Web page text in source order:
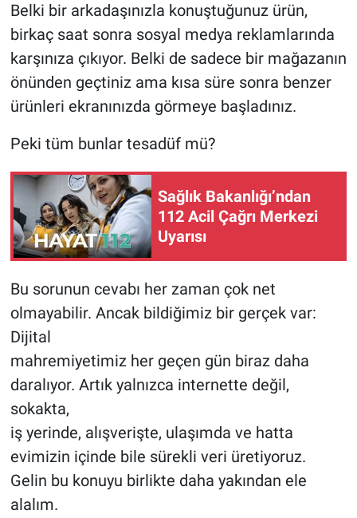
Belki bir arkadaşınızla konuştuğunuz ürün,
birkaç saat sonra sosyal medya reklamlarında
karşınıza çıkıyor. Belki de sadece bir mağazanın
önünden geçtiniz ama kısa süre sonra benzer
ürünleri ekranınızda görmeye başladınız.
Peki tüm bunlar tesadüf mü?
Sağlık Bakanlığı’ndan
112 Acil Çağrı Merkezi
Uyarısı
Bu sorunun cevabı her zaman çok net
olmayabilir. Ancak bildiğimiz bir gerçek var:
Dijital
mahremiyetimiz her geçen gün biraz daha
daralıyor. Artık yalnızca internette değil,
sokakta,
iş yerinde, alışverişte, ulaşımda ve hatta
evimizin içinde bile sürekli veri üretiyoruz.
Gelin bu konuyu birlikte daha yakından ele
alalım.